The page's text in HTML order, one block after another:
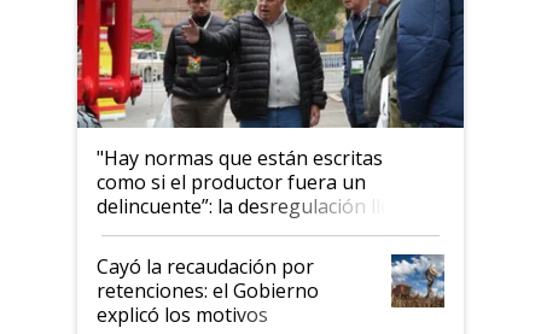
"Hay normas que están escritas
como si el productor fuera un
delincuente”: la desregulación llegó
al Congreso Aapresid y hasta se
habló del financiamiento al IPCVA
Cayó la recaudación por
retenciones: el Gobierno
explicó los motivos